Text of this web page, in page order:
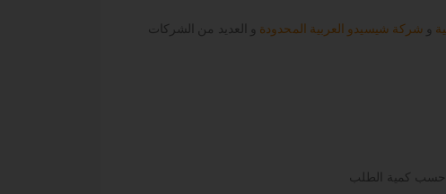
و شركة شيسيدو العربية المحدودة و العديد من الشركات
حسب كمية الطلب